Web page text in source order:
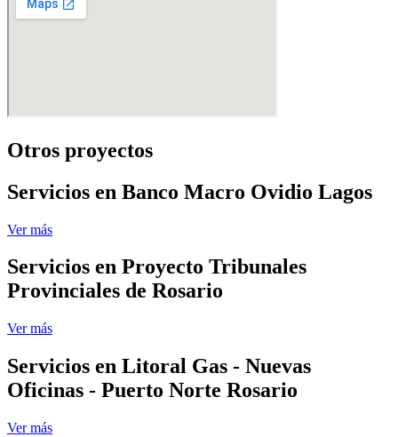
Otros proyectos
Servicios en Banco Macro Ovidio Lagos
Ver más
Servicios en Proyecto Tribunales
Provinciales de Rosario
Ver más
Servicios en Litoral Gas - Nuevas
Oficinas - Puerto Norte Rosario
Ver más